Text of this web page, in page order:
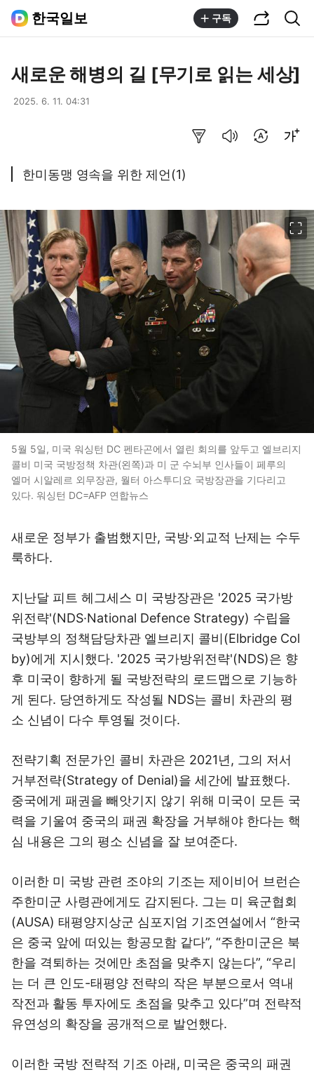
한국일보 구독
새로운 해병의 길 [무기로 읽는 세상]
2025. 6. 11. 04:31
한미동맹 영속을 위한 제언(1)
5월 5일, 미국 워싱턴 DC 펜타곤에서 열린 회의를 앞두고 엘브리지
콜비 미국 국방정책 차관(왼쪽)과 미 군 수뇌부 인사들이 페루의
엘머 시알레르 외무장관, 월터 아스투디요 국방장관을 기다리고
있다. 워싱턴 DC=AFP 연합뉴스
새로운 정부가 출범했지만, 국방·외교적 난제는 수두
룩하다.
지난달 피트 헤그세스 미 국방장관은 '2025 국가방
위전략'(NDS·National Defence Strategy) 수립을
국방부의 정책담당차관 엘브리지 콜비(Elbridge Col
by)에게 지시했다. '2025 국가방위전략'(NDS)은 향
후 미국이 향하게 될 국방전략의 로드맵으로 기능하
게 된다. 당연하게도 작성될 NDS는 콜비 차관의 평
소 신념이 다수 투영될 것이다.
전략기획 전문가인 콜비 차관은 2021년, 그의 저서
거부전략(Strategy of Denial)을 세간에 발표했다.
중국에게 패권을 빼앗기지 않기 위해 미국이 모든 국
력을 기울여 중국의 패권 확장을 거부해야 한다는 핵
심 내용은 그의 평소 신념을 잘 보여준다.
이러한 미 국방 관련 조야의 기조는 제이비어 브런슨
주한미군 사령관에게도 감지된다. 그는 미 육군협회
(AUSA) 태평양지상군 심포지엄 기조연설에서 “한국
은 중국 앞에 떠있는 항공모함 같다”, “주한미군은 북
한을 격퇴하는 것에만 초점을 맞추지 않는다”, “우리
는 더 큰 인도-태평양 전략의 작은 부분으로서 역내
작전과 활동 투자에도 초점을 맞추고 있다”며 전략적
유연성의 확장을 공개적으로 발언했다.
이러한 국방 전략적 기조 아래, 미국은 중국의 패권